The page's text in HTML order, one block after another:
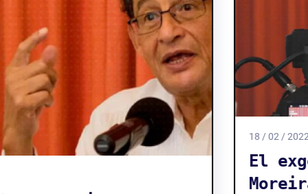
18 / 02 / 2022
El exgobernador Humberto